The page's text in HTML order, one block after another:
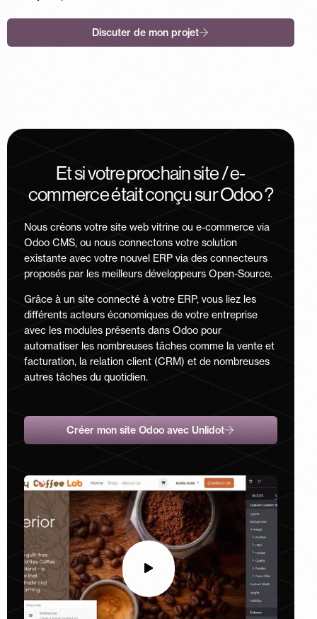
Discuter de mon projet
Et si votre prochain site / e-
commerce était conçu sur Odoo ?
Nous créons votre site web vitrine ou e-commerce via
Odoo CMS, ou nous connectons votre solution
existante avec votre nouvel ERP via des connecteurs
proposés par les meilleurs développeurs Open-Source.
Grâce à un site connecté à votre ERP, vous liez les
différents acteurs économiques de votre entreprise
avec les modules présents dans Odoo pour
automatiser les nombreuses tâches comme la vente et
facturation, la relation client (CRM) et de nombreuses
autres tâches du quotidien.
Créer mon site Odoo avec Unlidot